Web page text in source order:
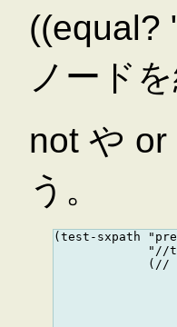
ノード
not や
う。
(test-sxpath
"//
(//